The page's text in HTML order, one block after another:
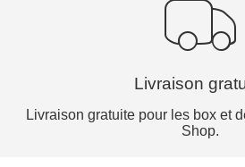
Livraison
Livraison gratuite pour les box et
Shop.